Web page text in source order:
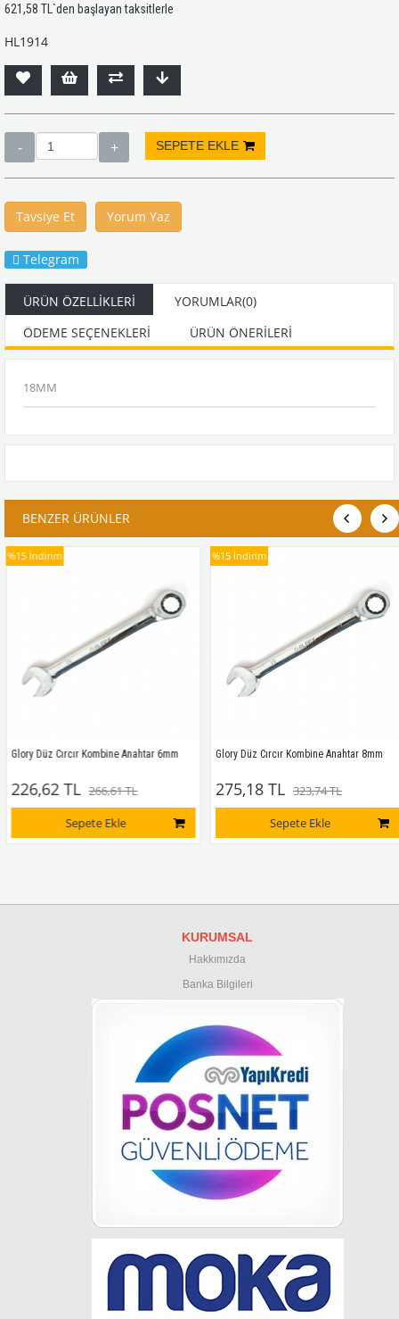
621,58 TL `den başlayan taksitlerle
HL1914
Tavsiye Et Yorum Yaz
Telegram
ÜRÜN ÖZELLIKLERI YORUMLAR(0)
ÖDEME SEÇENEKLERI
ÜRÜN ÖNERILERI
18MM
BENZER ÜRÜNLER
Glory Düz Cırcır Kombine Anahtar 6mm
226,62 TL
266,61 TL
Sepete Ekle
%15 İndirim
Glory Düz Cırcır Kombine Anahtar 8mm
275,18 TL
323,74 TL
Sepete Ekle
%15 İndirim
KURUMSAL
Hakkımızda
Banka Bilgileri